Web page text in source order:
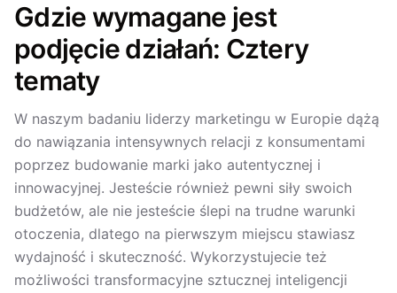
Gdzie wymagane jest
podjęcie działań: Cztery
tematy
W naszym badaniu liderzy marketingu w Europie dążą
do nawiązania intensywnych relacji z konsumentami
poprzez budowanie marki jako autentycznej i
innowacyjnej. Jesteście również pewni siły swoich
budżetów, ale nie jesteście ślepi na trudne warunki
otoczenia, dlatego na pierwszym miejscu stawiasz
wydajność i skuteczność. Wykorzystujecie też
możliwości transformacyjne sztucznej inteligencji